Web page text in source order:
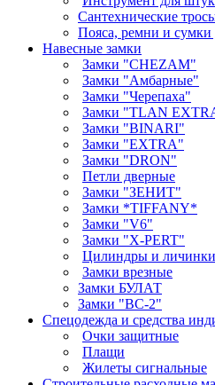
Сантехнические
Пояса, ремни и сумки
Навесные замки
Замки "CHEZAM"
Замки "Амбарные"
Замки "Черепаха"
Замки "TLAN
Замки "BINARI"
Замки "EXTRA"
Замки "DRON"
Петли дверные
Замки "ЗЕНИТ"
Замки *TIFFANY*
Замки "V6"
Замки "X-PERT"
Цилиндры и личинки
Замки врезные
Замки БУЛАТ
Замки "ВС-2"
Спецодежда и средства
Очки защитные
Плащи
Жилеты сигнальные